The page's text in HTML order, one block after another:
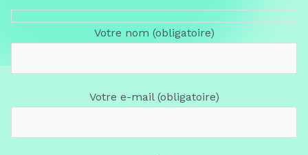
Votre nom (obligatoire)
Votre e-mail (obligatoire)